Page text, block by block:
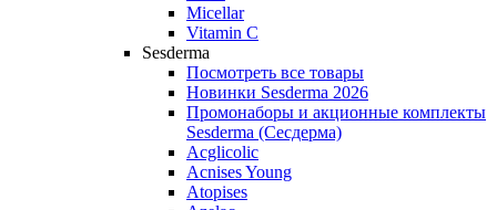
Micellar
Vitamin C
Sesderma
Посмотреть все товары
Новинки Sesderma 2026
Промонаборы и акционные комплекты
Sesderma (Сесдерма)
Acglicolic
Acnises Young
Atopises